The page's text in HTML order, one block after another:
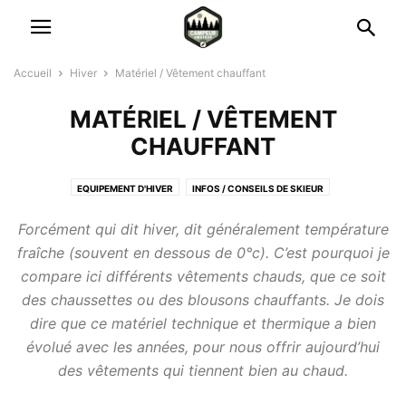
Accueil Hiver Matériel / Vêtement chauffant
MATÉRIEL / VÊTEMENT
CHAUFFANT
EQUIPEMENT D'HIVER INFOS / CONSEILS DE SKIEUR
Forcément qui dit hiver, dit généralement température
fraîche (souvent en dessous de 0°c). C’est pourquoi je
compare ici différents vêtements chauds, que ce soit
des chaussettes ou des blousons chauffants. Je dois
dire que ce matériel technique et thermique a bien
évolué avec les années, pour nous offrir aujourd’hui
des vêtements qui tiennent bien au chaud.